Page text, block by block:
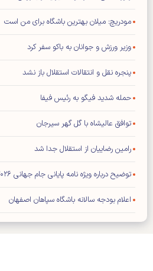
مودریچ: میلان بهترین باشگاه برای من است
وزیر ورزش و جوانان به باکو سفر کرد
پنجره نقل و انتقالات استقلال باز نشد
حمله شدید فیگو به رئیس فیفا
توافق عالیشاه با گل گهر سیرجان
رامین رضاییان از استقلال جدا شد
توضیح درباره ویژه نامه پایانی جام جهانی ۲۰۲۶
اعلام بودجه سالانه باشگاه سپاهان اصفهان
محمد صلاح به «ترابزون اسپور» ترکیه پیوست